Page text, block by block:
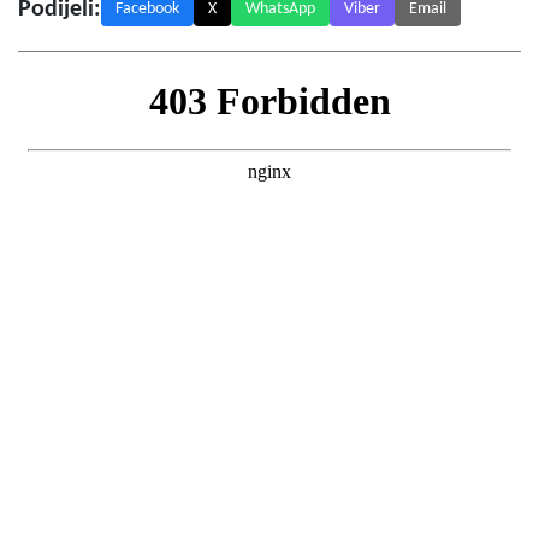
Podijeli: Facebook X WhatsApp Viber Email